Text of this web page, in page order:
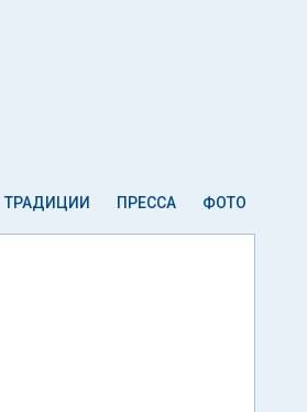
ТРАДИЦИИ ПРЕССА ФОТО